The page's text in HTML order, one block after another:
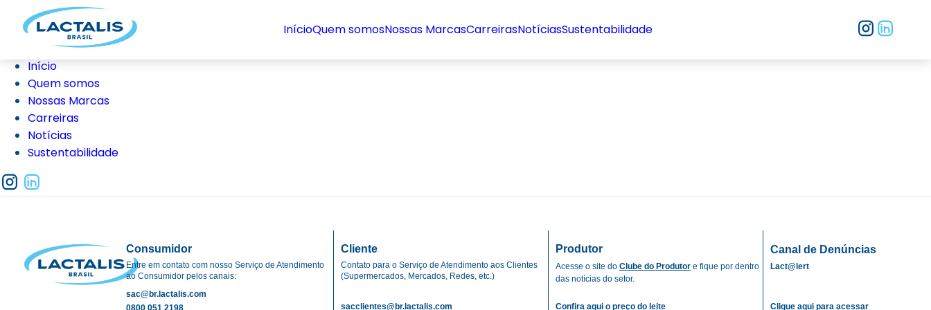
InícioQuem somosNossas MarcasCarreirasNotíciasSustentabilidade
Início
Quem somos
Nossas Marcas
Carreiras
Notícias
Sustentabilidade
Consumidor
Entre em contato com nosso Serviço de Atendimento
ao Consumidor pelos canais:
sac@br.lactalis.com
0800 051 2198
Cliente
Contato para o Serviço de Atendimento aos Clientes
(Supermercados, Mercados, Redes, etc.)
sacclientes@br.lactalis.com
Produtor
Acesse o site do Clube do Produtor e fique por dentro
das notícias do setor.
Confira aqui o preço do leite
Canal de Denúncias
Lact@lert
Clique aqui para acessar